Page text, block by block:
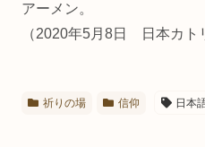
アーメン。
（2020年5月8日 日本カト
祈りの場 信仰 日本